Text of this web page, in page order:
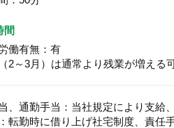
間
働有無：有
2～3月）は通常より残業が増える
、通勤手当：当社規定により支給
転勤時に借り上げ社宅制度、責任